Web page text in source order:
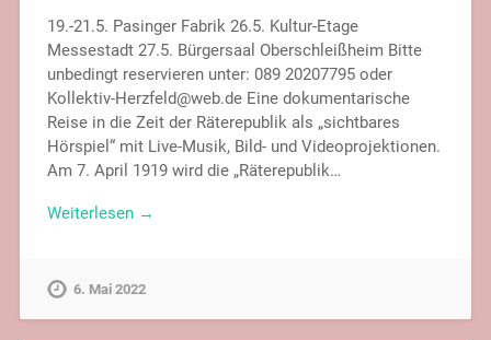
19.-21.5. Pasinger Fabrik 26.5. Kultur-Etage
Messestadt 27.5. Bürgersaal Oberschleißheim Bitte
unbedingt reservieren unter: 089 20207795 oder
Kollektiv-Herzfeld@web.de Eine dokumentarische
Reise in die Zeit der Räterepublik als „sichtbares
Hörspiel“ mit Live-Musik, Bild- und Videoprojektionen.
Am 7. April 1919 wird die „Räterepublik…
Weiterlesen →
6. Mai 2022